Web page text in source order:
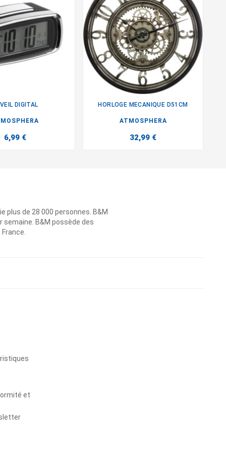
DIGITAL
6,99 €
HORLOGE MECANIQUE D51CM
ATMOSPHERA
32,99 €
plus de 28 000 personnes. B&M
B&M possède des
et